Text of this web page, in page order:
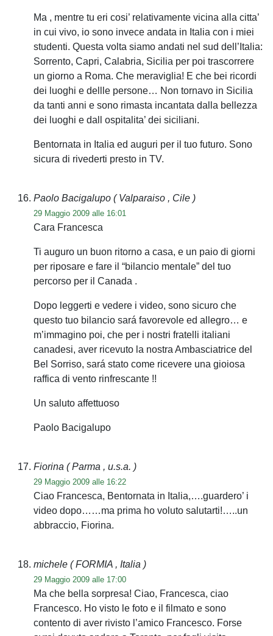
Ma , mentre tu eri cosi’ relativamente vicina alla citta’
in cui vivo, io sono invece andata in Italia con i miei
studenti. Questa volta siamo andati nel sud dell’Italia:
Sorrento, Capri, Calabria, Sicilia per poi trascorrere
un giorno a Roma. Che meraviglia! E che bei ricordi
dei luoghi e dellle persone… Non tornavo in Sicilia
da tanti anni e sono rimasta incantata dalla bellezza
dei luoghi e dall ospitalita’ dei siciliani.
Bentornata in Italia ed auguri per il tuo futuro. Sono
sicura di rivederti presto in TV.
Paolo Bacigalupo ( Valparaiso , Cile )
29 Maggio 2009 alle 16:01
Cara Francesca
Ti auguro un buon ritorno a casa, e un paio di giorni
per riposare e fare il “bilancio mentale” del tuo
percorso per il Canada .
Dopo leggerti e vedere i video, sono sicuro che
questo tuo bilancio sará favorevole ed allegro… e
m’immagino poi, che per i nostri fratelli italiani
canadesi, aver ricevuto la nostra Ambasciatrice del
Bel Sorriso, sará stato come ricevere una gioiosa
raffica di vento rinfrescante !!
Un saluto affettuoso
Paolo Bacigalupo
Fiorina ( Parma , u.s.a. )
29 Maggio 2009 alle 16:22
Ciao Francesca, Bentornata in Italia,….guardero’ i
video dopo……ma prima ho voluto salutarti!…..un
abbraccio, Fiorina.
michele ( FORMIA , Italia )
29 Maggio 2009 alle 17:00
Ma che bella sorpresa! Ciao, Francesca, ciao
Francesco. Ho visto le foto e il filmato e sono
contento di aver rivisto l’amico Francesco. Forse